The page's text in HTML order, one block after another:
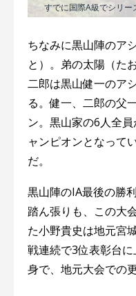
すでに国際A級でシリ
ちなみに黒山陣のア
と）。弟の太陽（た
二郎は黒山健一のア
る。健一、二郎の父
ン。黒山家の6人全
ャンピオンとなって
だ。
黒山陣のIA最後の勝
踏ん張りも、この大
た小野貴史は地元宮
戦連続で3位表彰台
身で、地元大会での